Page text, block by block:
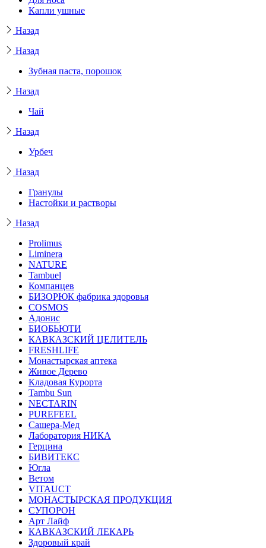
Капли ушные
Назад
Назад
Зубная паста, порошок
Назад
Чай
Назад
Урбеч
Назад
Гранулы
Настойки и растворы
Назад
Prolimus
Liminera
NATURE
Tambuel
Компанцев
БИЗОРЮК фабрика здоровья
COSMOS
Адонис
БИОБЬЮТИ
КАВКАЗСКИЙ ЦЕЛИТЕЛЬ
FRESHLIFE
Монастырская аптека
Живое Дерево
Кладовая Курорта
Tambu Sun
NECTARIN
PUREFEEL
Сашера-Мед
Лаборатория НИКА
Герцина
БИВИТЕКС
Югла
Ветом
VITAUCT
МОНАСТЫРСКАЯ ПРОДУКЦИЯ
СУПОРОН
Арт Лайф
КАВКАЗСКИЙ ЛЕКАРЬ
Здоровый край